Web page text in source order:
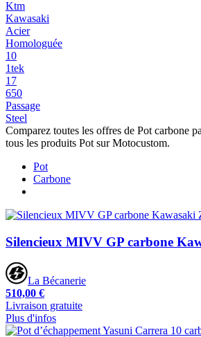
Ktm
Kawasaki
Acier
Homologuée
10
1tek
17
650
Passage
Steel
Comparez toutes les offres de Pot carbone
tous les produits Pot sur Motocustom.
Pot
Carbone
Silencieux MIVV GP carbone
La Bécanerie
510,00 €
Livraison gratuite
Plus d'infos